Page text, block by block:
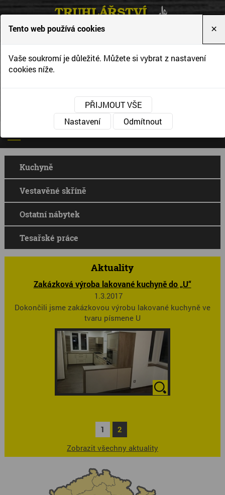
přání
Kuchyně
Vestavěné skříně
Ostatní nábytek
Tesařské práce
Aktuality
Zakázková výroba lakované kuchyně do „U“
1.3.2017
Dokončili jsme zakázkovou výrobu lakované kuchyně ve
tvaru písmene U
1
2
Zobrazit všechny aktuality
Tento web používá cookies ×
Vaše soukromí je důležité. Můžete si vybrat z nastavení
cookies níže.
PŘIJMOUT VŠE
Nastavení
Odmítnout